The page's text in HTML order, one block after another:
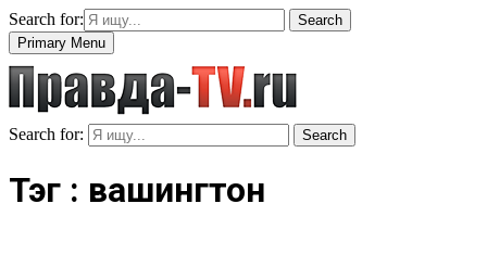
Search for:
Search
Primary Menu
Search for: Search
Тэг : вашингтон